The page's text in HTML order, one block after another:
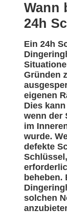
Wann
24h
Ein 24h
Gründen
eigenen
Dies
wenn der
im
wurde.
defekte
beheben.
solchen